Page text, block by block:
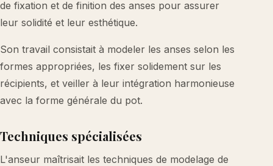
de fixation et de finition des anses pour assurer
leur solidité et leur esthétique.
Son travail consistait à modeler les anses selon les
formes appropriées, les fixer solidement sur les
récipients, et veiller à leur intégration harmonieuse
avec la forme générale du pot.
Techniques spécialisées
L'anseur maîtrisait les techniques de modelage de